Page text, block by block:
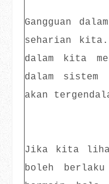
Gangguan
seharian kita.
dalam kita
dalam sistem
akan
Jika kita
boleh